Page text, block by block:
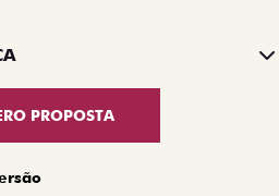
PROPOSTA